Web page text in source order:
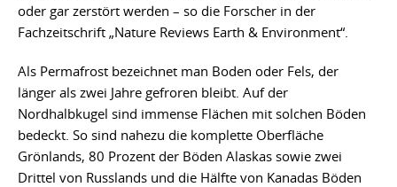
oder gar zerstört werden – so die Forscher in der
Fachzeitschrift „Nature Reviews Earth & Environment“.
Als Permafrost bezeichnet man Boden oder Fels, der
länger als zwei Jahre gefroren bleibt. Auf der
Nordhalbkugel sind immense Flächen mit solchen Böden
bedeckt. So sind nahezu die komplette Oberfläche
Grönlands, 80 Prozent der Böden Alaskas sowie zwei
Drittel von Russlands und die Hälfte von Kanadas Böden